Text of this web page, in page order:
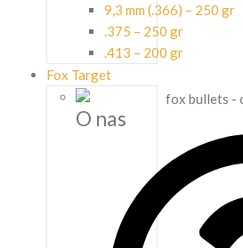
9,3 mm (.366) – 250 gr
.375 – 250 gr
.413 – 200 gr
Fox Target
O nas